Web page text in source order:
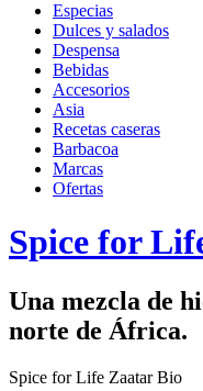
Especias
Dulces y salados
Despensa
Bebidas
Accesorios
Asia
Recetas caseras
Barbacoa
Marcas
Ofertas
Spice for
Una mezcla de
norte de África.
Spice for Life Zaatar Bio